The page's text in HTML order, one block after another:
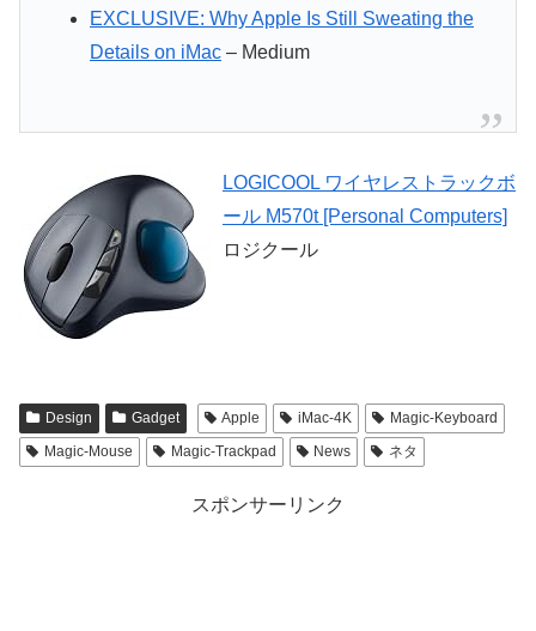
EXCLUSIVE: Why Apple Is Still Sweating the
Details on iMac– Medium
LOGICOOL ワイヤレストラックボ
ール M570t [Personal Computers]
ロジクール
Design Gadget Apple iMac-4K
Magic-Keyboard
Magic-Mouse
Magic-Trackpad News ネタ
スポンサーリンク